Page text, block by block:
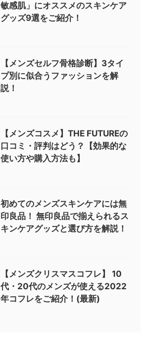
敏感肌」にオススメのスキンケア
グッズ9選をご紹介！
【メンズセルフ骨格診断】3タイ
プ別に似合うファッションを解
説！
【メンズコスメ】THE FUTUREの
口コミ・評判はどう？【効果的な
使い方や購入方法も】
初めてのメンズスキンケアには無
印良品！ 無印良品で揃えられるス
キンケアグッズと選び方を解説！
【メンズクリスマスコフレ】 10
代・20代のメンズが使える2022
年コフレをご紹介！(最新)